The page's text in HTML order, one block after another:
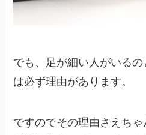
でも、足が細い人がいる
は必ず理由があります。
ですのでその理由さえち